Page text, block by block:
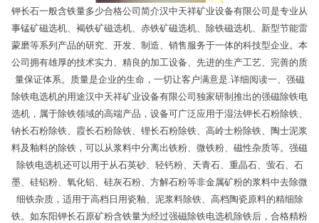
钾长石一般含铁量多少合格公司简介汉中天祥矿业设备有限公司是专业从
事锰矿磁选机、褐铁矿磁选机、赤铁矿磁选机、除铁磁选机、新型节能雷
蒙磨等系列产品的研究、开发、制造、销售服务于一体的科技型企业。本
公司拥有雄厚的技术实力、精良的加工设备、先进的生产工艺、完善的质
量保证体系。质量是企业的生命，一切让客户满意是.详细阅读一、强磁
除铁电选机的用途汉中天祥矿业设备有限公司独家研制推出的强磁除铁电
选机，属于除铁领域的高端产品，设备可广泛应用于湿法钾长石粉除铁、
钠长石粉除铁、霞长石粉除铁、锂长石粉除铁、高岭士粉除铁、陶士泥浆
料及釉料的除铁，可以从浆料中分离出铁粉、微铁粉、磁性杂质等。强磁
除铁电选机还可以用于从石英砂、轻钙粉、天青石、重晶石、萤石、石
墨、硅铝粉、氧化铝、硅灰石粉、方解石粉等非金属矿粉的浆料中去除微
细铁杂质，适用于高档日用瓷釉、泥浆料除铁、高档陶瓷原料的精细除
铁。如东阳钾长石原矿粉含铁量为经过强磁除铁电选机除铁后，合格精粉